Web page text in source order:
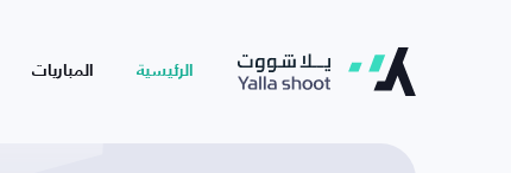
الرئيسية المباريات